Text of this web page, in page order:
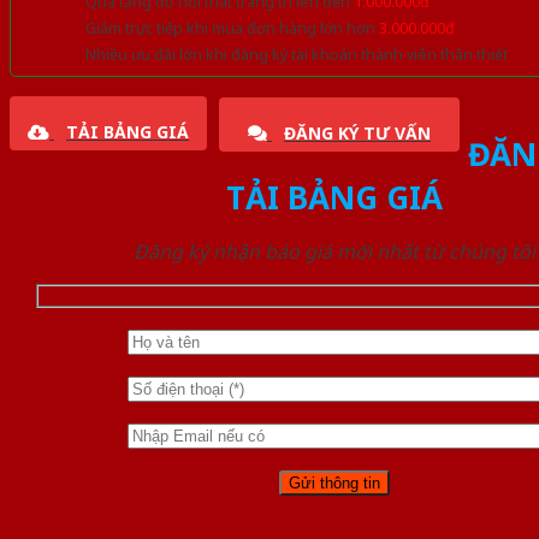
Giảm trực tiếp khi mua đơn hàng lớn hơn 3.000.000đ
Nhiều ưu đãi lớn khi đăng ký tài khoản thành viên thân thiết
TẢI BẢNG GIÁ ĐĂNG KÝ TƯ VẤN
TẢI BẢNG GIÁ
Đăng ký nhận báo giá mới nhất từ chúng tôi